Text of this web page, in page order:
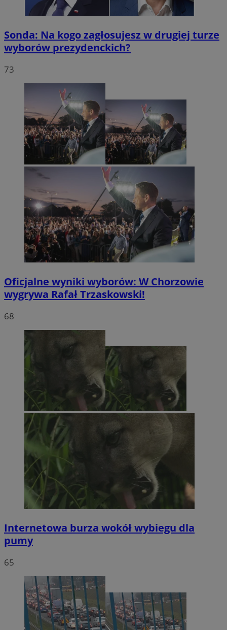
Sonda: Na kogo zagłosujesz w drugiej turze
wyborów prezydenckich?
73
Oficjalne wyniki wyborów: W Chorzowie
wygrywa Rafał Trzaskowski!
68
Internetowa burza wokół wybiegu dla
pumy
65